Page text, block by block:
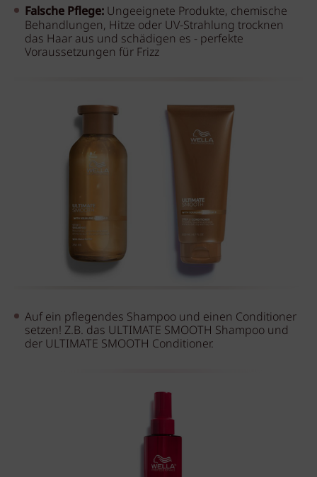
Falsche Pflege: Ungeeignete Produkte, chemische
Behandlungen, Hitze oder UV-Strahlung trocknen
das Haar aus und schädigen es - perfekte
Voraussetzungen für Frizz
Auf ein pflegendes Shampoo und einen Conditioner
setzen! Z.B. das ULTIMATE SMOOTH Shampoo und
der ULTIMATE SMOOTH Conditioner.